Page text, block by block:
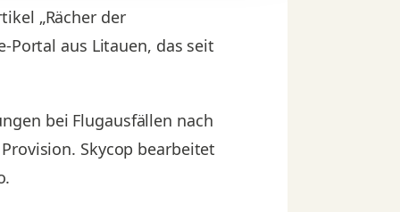
„Rächer der
Portal aus Litauen, das seit
bei Flugausfällen nach
Skycop bearbeitet